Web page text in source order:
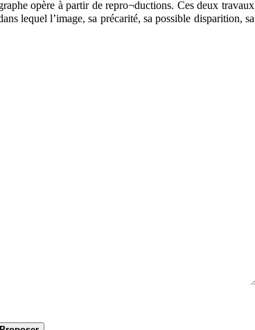
opère à partir de repro¬ductions. Ces deux travaux
lequel l’image, sa précarité, sa possible disparition, sa